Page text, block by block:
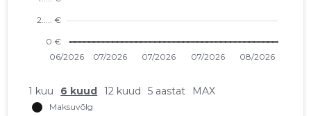
1 kuu 6 kuud 12 kuud 5 aastat MAX